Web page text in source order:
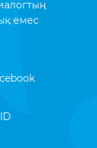
емес